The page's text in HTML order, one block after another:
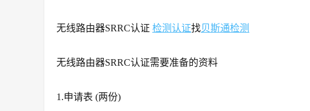
无线路由器SRRC认证 检测认证找贝斯通检测
无线路由器SRRC认证需要准备的资料
1.申请表 (两份)